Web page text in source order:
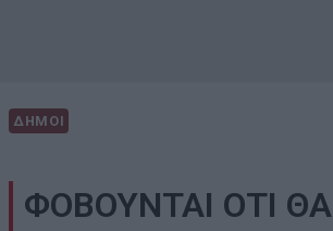
ΔΗΜΟΙ
ΦΟΒΟΥΝΤΑΙ ΟΤΙ ΘΑ